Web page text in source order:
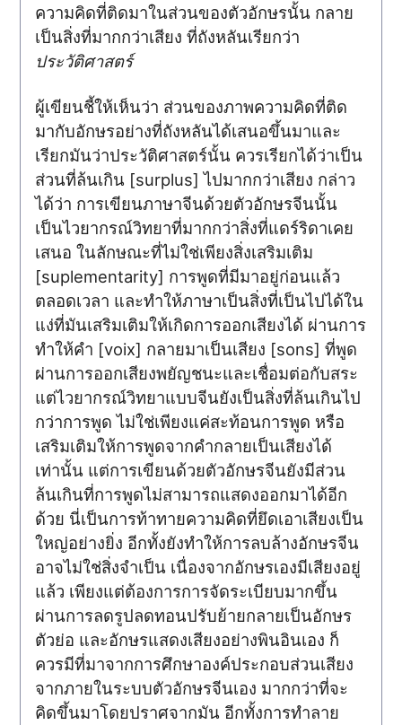
ความคิดที่ติดมาในส่วนของตัวอักษรนั้น กลาย
เป็นสิ่งที่มากกว่าเสียง ที่ถังหลันเรียกว่า
ประวัติศาสตร์
ผู้เขียนชี้ให้เห็นว่า ส่วนของภาพความคิดที่ติด
มากับอักษรอย่างที่ถังหลันได้เสนอขึ้นมาและ
เรียกมันว่าประวัติศาสตร์นั้น ควรเรียกได้ว่าเป็น
ส่วนที่ล้นเกิน [surplus] ไปมากกว่าเสียง กล่าว
ได้ว่า การเขียนภาษาจีนด้วยตัวอักษรจีนนั้น
เป็นไวยากรณ์วิทยาที่มากกว่าสิ่งที่แดร์ริดาเคย
เสนอ ในลักษณะที่ไม่ใช่เพียงสิ่งเสริมเติม
[suplementarity] การพูดที่มีมาอยู่ก่อนแล้ว
ตลอดเวลา และทำให้ภาษาเป็นสิ่งที่เป็นไปได้ใน
แง่ที่มันเสริมเติมให้เกิดการออกเสียงได้ ผ่านการ
ทำให้คำ [voix] กลายมาเป็นเสียง [sons] ที่พูด
ผ่านการออกเสียงพยัญชนะและเชื่อมต่อกับสระ
แต่ไวยากรณ์วิทยาแบบจีนยังเป็นสิ่งที่ล้นเกินไป
กว่าการพูด ไม่ใช่เพียงแค่สะท้อนการพูด หรือ
เสริมเติมให้การพูดจากคำกลายเป็นเสียงได้
เท่านั้น แต่การเขียนด้วยตัวอักษรจีนยังมีส่วน
ล้นเกินที่การพูดไม่สามารถแสดงออกมาได้อีก
ด้วย นี่เป็นการท้าทายความคิดที่ยึดเอาเสียงเป็น
ใหญ่อย่างยิ่ง อีกทั้งยังทำให้การลบล้างอักษรจีน
อาจไม่ใช่สิ่งจำเป็น เนื่องจากอักษรเองมีเสียงอยู่
แล้ว เพียงแต่ต้องการการจัดระเบียบมากขึ้น
ผ่านการลดรูปลดทอนปรับย้ายกลายเป็นอักษร
ตัวย่อ และอักษรแสดงเสียงอย่างพินอินเอง ก็
ควรมีที่มาจากการศึกษาองค์ประกอบส่วนเสียง
จากภายในระบบตัวอักษรจีนเอง มากกว่าที่จะ
คิดขึ้นมาโดยปราศจากมัน อีกทั้งการทำลาย